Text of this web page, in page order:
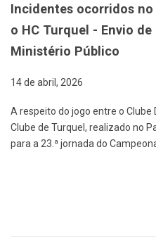
Incidentes ocorridos
o HC Turquel - Envio
Ministério Público
14 de abril, 2026
A respeito do jogo entre o Clube
Clube de Turquel, realizado no
para a 23.ª jornada do